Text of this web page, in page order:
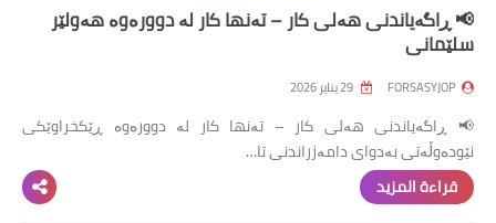
📢 ڕاگەیاندنی هەلی کار – تەنها کار لە دوورەوە هەولێر
سلێمانی
FORSASYJOP
📢 ڕاگەیاندنی هەلی کار – تەنها کار لە دوورەوە ڕێکخراوێکی
نێودەوڵەتی بەدوای دامەزراندنی تا…
قراءة المزيد